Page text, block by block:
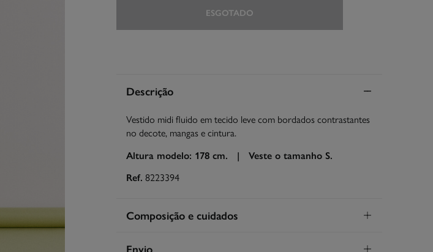
ESGOTADO
Descrição
Vestido midi fluido em tecido leve com bordados contrastantes
no decote, mangas e cintura.
Altura modelo: 178 cm. | Veste o tamanho S.
Ref. 8223394
Composição e cuidados
Composição
Envio